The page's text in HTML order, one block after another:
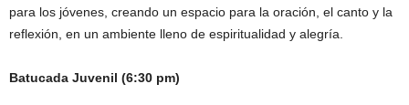
para los jóvenes, creando un espacio para la oración, el canto y la
reflexión, en un ambiente lleno de espiritualidad y alegría.
Batucada Juvenil (6:30 pm)